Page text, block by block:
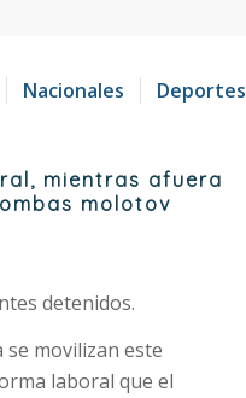
Nacionales Deportes
mientras afuera
molotov
detenidos.
movilizan este
laboral que el